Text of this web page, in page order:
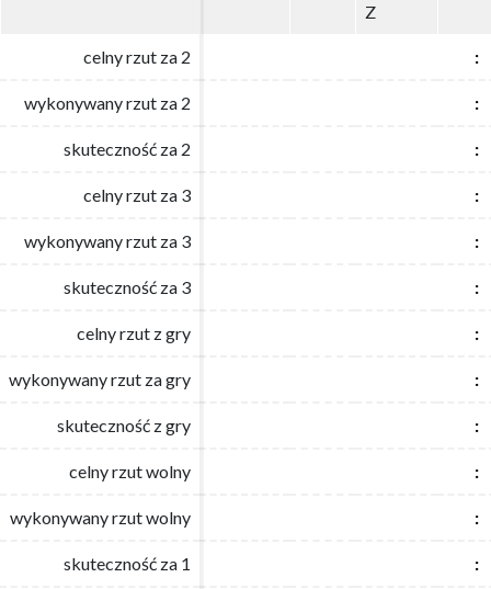
Z
celny rzut za 2 :
wykonywany rzut za 2 :
skuteczność za 2 :
celny rzut za 3 :
wykonywany rzut za 3 :
skuteczność za 3 :
celny rzut z gry :
wykonywany rzut za gry :
skuteczność z gry :
celny rzut wolny :
wykonywany rzut wolny :
skuteczność za 1 :
Z
celny rzut za 2 :
wykonywany rzut za 2 :
skuteczność za 2 :
celny rzut za 3 :
wykonywany rzut za 3 :
skuteczność za 3 :
celny rzut z gry :
wykonywany rzut za gry :
skuteczność z gry :
celny rzut wolny :
wykonywany rzut wolny :
skuteczność za 1 :